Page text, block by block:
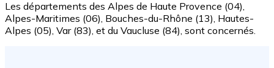
Les départements des Alpes de Haute Provence (04),
Alpes-Maritimes (06), Bouches-du-Rhône (13), Hautes-
Alpes (05), Var (83), et du Vaucluse (84), sont concernés.